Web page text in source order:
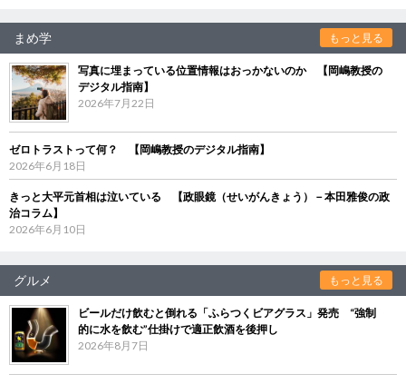
まめ学 もっと見る
写真に埋まっている位置情報はおっかないのか 【岡嶋教授の
デジタル指南】
2026年7月22日
ゼロトラストって何？ 【岡嶋教授のデジタル指南】
2026年6月18日
きっと大平元首相は泣いている 【政眼鏡（せいがんきょう）－本田雅俊の政
治コラム】
2026年6月10日
グルメ もっと見る
ビールだけ飲むと倒れる「ふらつくビアグラス」発売 “強制
的に水を飲む”仕掛けで適正飲酒を後押し
2026年8月7日